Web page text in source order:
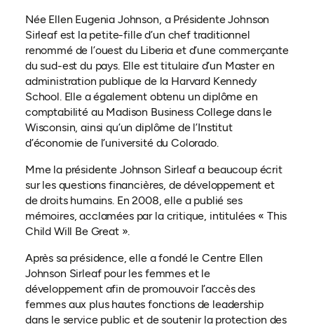
Née Ellen Eugenia Johnson, a Présidente Johnson
Sirleaf est la petite-fille d’un chef traditionnel
renommé de l’ouest du Liberia et d’une commerçante
du sud-est du pays. Elle est titulaire d’un Master en
administration publique de la Harvard Kennedy
School. Elle a également obtenu un diplôme en
comptabilité au Madison Business College dans le
Wisconsin, ainsi qu’un diplôme de l’Institut
d’économie de l’université du Colorado.
Mme la présidente Johnson Sirleaf a beaucoup écrit
sur les questions financières, de développement et
de droits humains. En 2008, elle a publié ses
mémoires, acclamées par la critique, intitulées « This
Child Will Be Great ».
Après sa présidence, elle a fondé le Centre Ellen
Johnson Sirleaf pour les femmes et le
développement afin de promouvoir l’accès des
femmes aux plus hautes fonctions de leadership
dans le service public et de soutenir la protection des